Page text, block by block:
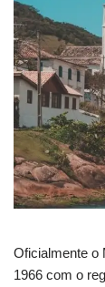
Oficialmente o
1966 com o